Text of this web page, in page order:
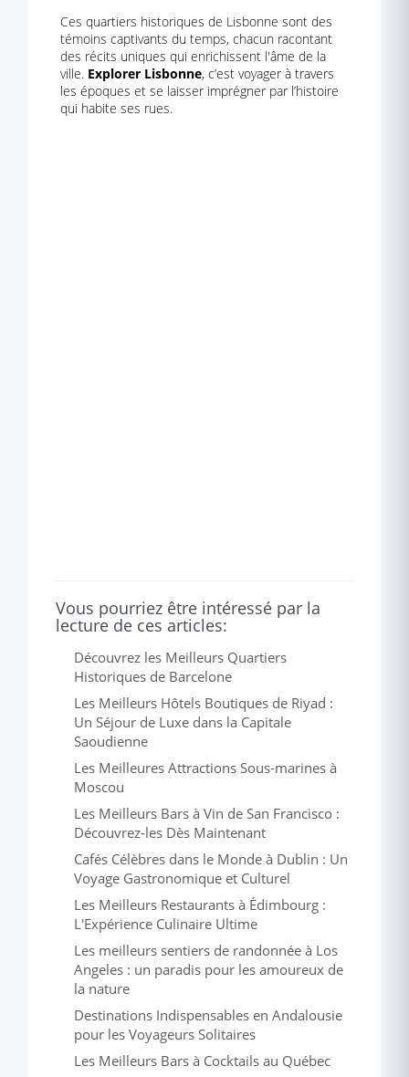
Ces quartiers historiques de Lisbonne sont des
témoins captivants du temps, chacun racontant
des récits uniques qui enrichissent l'âme de la
ville. Explorer Lisbonne, c’est voyager à travers
les époques et se laisser imprégner par l’histoire
qui habite ses rues.
Vous pourriez être intéressé par la
lecture de ces articles:
Découvrez les Meilleurs Quartiers
Historiques de Barcelone
Les Meilleurs Hôtels Boutiques de Riyad :
Un Séjour de Luxe dans la Capitale
Saoudienne
Les Meilleures Attractions Sous-marines à
Moscou
Les Meilleurs Bars à Vin de San Francisco :
Découvrez-les Dès Maintenant
Cafés Célèbres dans le Monde à Dublin : Un
Voyage Gastronomique et Culturel
Les Meilleurs Restaurants à Édimbourg :
L'Expérience Culinaire Ultime
Les meilleurs sentiers de randonnée à Los
Angeles : un paradis pour les amoureux de
la nature
Destinations Indispensables en Andalousie
pour les Voyageurs Solitaires
Les Meilleurs Bars à Cocktails au Québec